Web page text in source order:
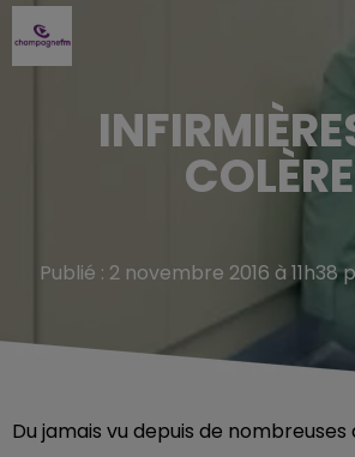
COLÈRE
Publié : 2 novembre 2016 à
Du jamais vu depuis de nombreuses